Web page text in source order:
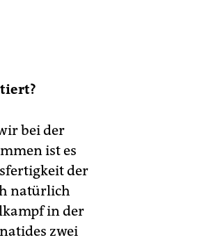
bei der
ist es
der
natürlich
in der
zwei